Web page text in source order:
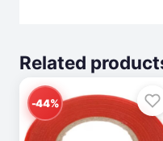
Related
-44%